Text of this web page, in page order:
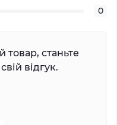
0
товар, станьте
відгук.